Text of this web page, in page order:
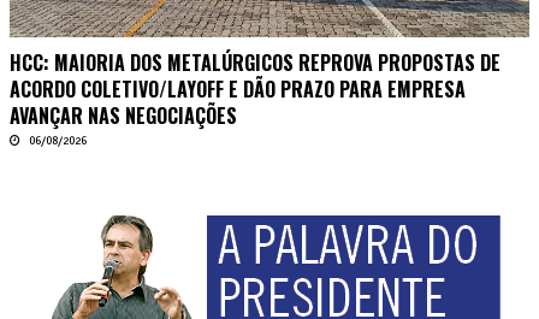
HCC: MAIORIA DOS METALÚRGICOS REPROVA PROPOSTAS DE
ACORDO COLETIVO/LAYOFF E DÃO PRAZO PARA EMPRESA
AVANÇAR NAS NEGOCIAÇÕES
06/08/2026